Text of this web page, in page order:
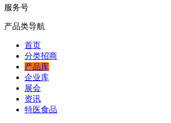
服务号
产品类导航
首页
分类招商
产品库
企业库
展会
资讯
特医食品